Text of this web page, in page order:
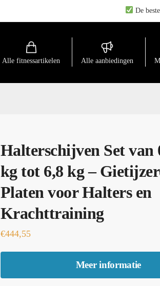
De beste
Alle fitnessartikelen Alle aanbiedingen
Halterschijven Set van
kg tot 6,8 kg –
Platen voor Halters en
Krachttraining
€444,55
Meer informatie